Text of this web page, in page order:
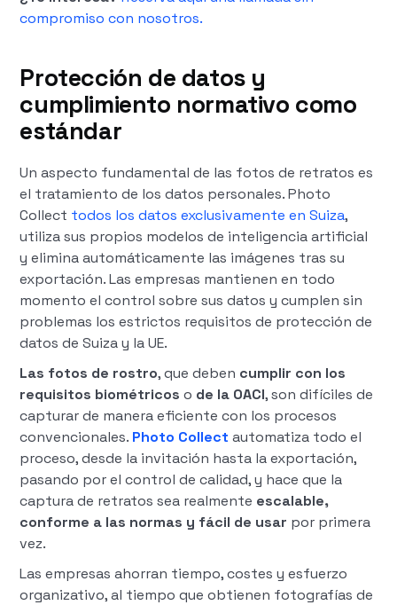
compromiso con nosotros.
Protección de datos y
cumplimiento normativo como
estándar
Un aspecto fundamental de las fotos de retratos es
el tratamiento de los datos personales. Photo
Collect todos los datos exclusivamente en Suiza,
utiliza sus propios modelos de inteligencia artificial
y elimina automáticamente las imágenes tras su
exportación. Las empresas mantienen en todo
momento el control sobre sus datos y cumplen sin
problemas los estrictos requisitos de protección de
datos de Suiza y la UE.
Las fotos de rostro, que deben cumplir con los
requisitos biométricos o de la OACI, son difíciles de
capturar de manera eficiente con los procesos
convencionales. Photo Collect automatiza todo el
proceso, desde la invitación hasta la exportación,
pasando por el control de calidad, y hace que la
captura de retratos sea realmente escalable,
conforme a las normas y fácil de usar por primera
vez.
Las empresas ahorran tiempo, costes y esfuerzo
organizativo, al tiempo que obtienen fotografías de